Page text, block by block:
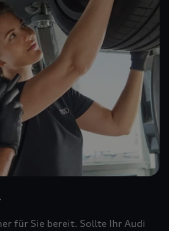
für Sie bereit. Sollte Ihr Audi